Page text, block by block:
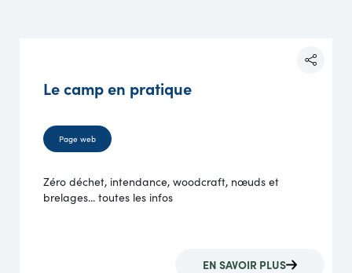
Le camp en pratique
Page web
Zéro déchet, intendance, woodcraft, nœuds et
brelages... toutes les infos
EN SAVOIR PLUS